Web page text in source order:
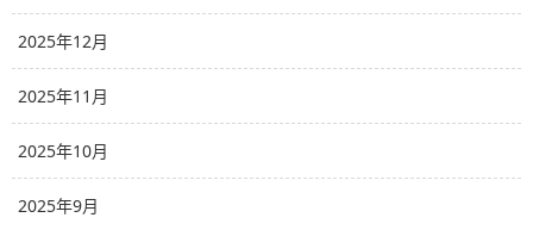
2025年12月
2025年11月
2025年10月
2025年9月